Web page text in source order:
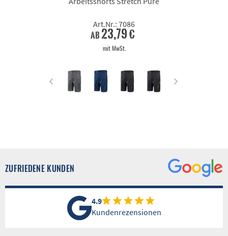
Art.Nr.: 7086
ab 23,79 €
mit MwSt.
ZUFRIEDENE KUNDEN
4.9
Kundenrezensionen